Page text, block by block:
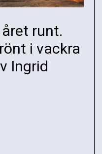
runt.
i vackra
Ingrid